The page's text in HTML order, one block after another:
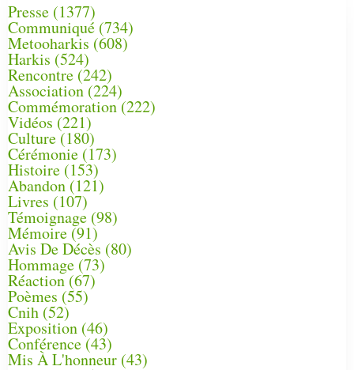
Presse (1377)
Communiqué (734)
Metooharkis (608)
Harkis (524)
Rencontre (242)
Association (224)
Commémoration(222)
Vidéos (221)
Culture(180)
Cérémonie (173)
Histoire (153)
Abandon(121)
Livres (107)
Témoignage (98)
Mémoire (91)
Avis De Décès (80)
Hommage (73)
Réaction(67)
Poèmes (55)
Cnih (52)
Exposition (46)
Conférence(43)
Mis À L'honneur (43)